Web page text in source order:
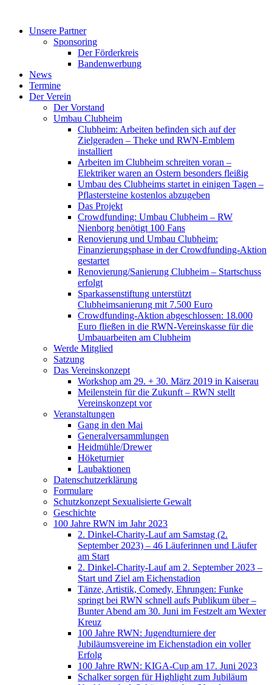
springenUnsere Partner
Sponsoring
Der Förderkreis
Bandenwerbung
News
Termine
Der Verein
Der Vorstand
Umbau Clubheim
Clubheim: Arbeiten befinden sich auf der
Zielgeraden – Theke und RWN-Emblem
installiert
Arbeiten im Clubheim schreiten voran –
Elektriker waren an Ostern besonders fleißig
Umbau des Clubheims startet in einigen Tagen –
Pflastersteine kostenlos abzugeben
Das Projekt
Crowdfunding: Umbau Clubheim – RW
Nienborg benötigt 100 Fans
Renovierung und Umbau Clubheim:
Finanzierungsphase in der Crowdfunding-Aktion
gestartet
Renovierung/Sanierung Clubheim – Startschuss
erfolgt
Sparkassenstiftung unterstützt
Clubheimsanierung mit 7.500 Euro
Crowdfunding-Aktion abgeschlossen: 18.000
Euro fließen in die RWN-Vereinskasse für die
Umbauarbeiten am Clubheim
Werde Mitglied
Satzung
Das Vereinskonzept
Workshop am 29. + 30. März 2019 in Kaiserau
Meilenstein für die Zukunft – RWN stellt
Vereinskonzept vor
Veranstaltungen
Gang in den Mai
Generalversammlungen
Heidmühle/Drewer
Höketurnier
Laubaktionen
Datenschutzerklärung
Formulare
Schutzkonzept Sexualisierte Gewalt
Geschichte
100 Jahre RWN im Jahr 2023
2. Dinkel-Charity-Lauf am Samstag (2.
September 2023) – 46 Läuferinnen und Läufer
am Start
2. Dinkel-Charity-Lauf am 2. September 2023 –
Start und Ziel am Eichenstadion
Tänze, Artistik, Comedy, Ehrungen: Funke
springt bei RWN schnell aufs Publikum über –
Bunter Abend am 30. Juni im Festzelt am Wexter
Kreuz
100 Jahre RWN: Jugendturniere der
Jubiläumsvereine im Eichenstadion ein voller
Erfolg
100 Jahre RWN: KIGA-Cup am 17. Juni 2023
Schalker sorgen für Highlight zum Jubiläum